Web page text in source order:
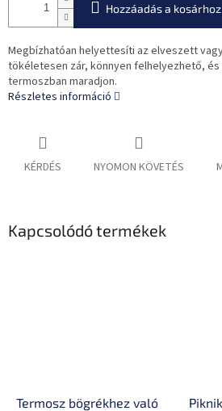
Hozzáadás a kosárhoz
Megbízhatóan helyettesíti az elveszett
tökéletesen zár, könnyen felhelyezhető,
termoszban maradjon.
Részletes információ
KÉRDÉS NYOMON KÖVETÉS
Kapcsolódó termékek
Termosz bögrékhez való